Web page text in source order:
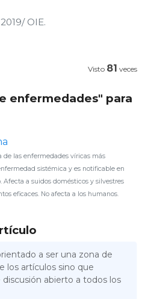
OIE.
Visto 81 veces
enfermedades" para
de las enfermedades víricas más
sistémica y es notificable en
Afecta a suidos domésticos y silvestres
eficaces. No afecta a los humanos.
a ser una zona de
los artículos sino que
abierto a todos los